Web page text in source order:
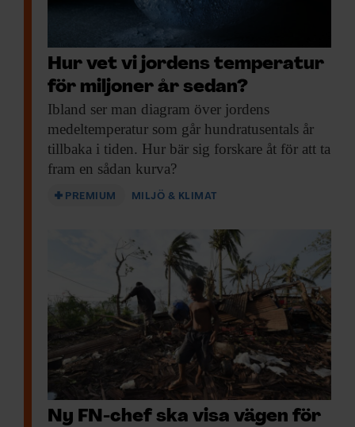
Hur vet vi jordens temperatur
för miljoner år sedan?
Ibland ser man diagram över jordens
medeltemperatur som går hundratusentals år
tillbaka i tiden. Hur bär sig forskare åt för att ta
fram en sådan kurva?
PREMIUM MILJÖ & KLIMAT
Ny FN-chef ska visa vägen för